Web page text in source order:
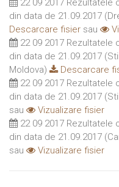
22 09 2017
din data de 21.09.2017
Descarcare fisier sau
22 09 2017
din data de 21.09.2017
Moldova)
Descarcare
22 09 2017
din data de 21.09.2017
sau
Vizualizare fisier
22 09 2017
din data de 21.09.2017
sau
Vizualizare fisier